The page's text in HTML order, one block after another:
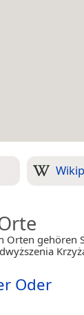
Orten gehören
Oder